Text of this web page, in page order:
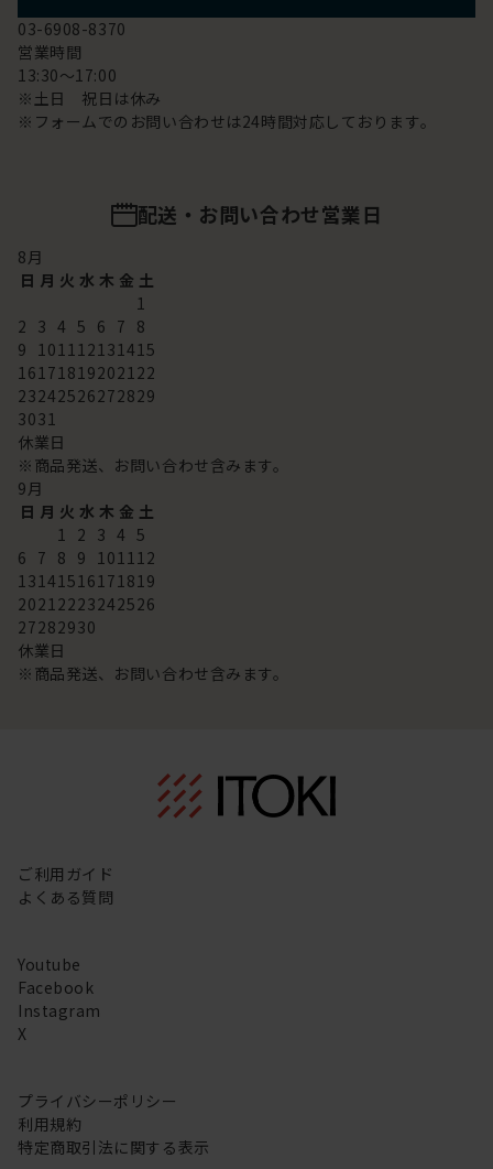
03-6908-8370
営業時間
13:30～17:00
※土日 祝日は休み
※フォームでのお問い合わせは24時間対応しております。
配送・お問い合わせ営業日
8月
日 月 火 水 木 金 土
1
2 3 4 5 6 7 8
9 101112131415
16171819202122
23242526272829
3031
休業日
※商品発送、お問い合わせ含みます。
9月
日 月 火 水 木 金 土
1 2 3 4 5
6 7 8 9 101112
13141516171819
20212223242526
27282930
休業日
※商品発送、お問い合わせ含みます。
ご利用ガイド
よくある質問
Youtube
Facebook
Instagram
X
プライバシーポリシー
利用規約
特定商取引法に関する表示